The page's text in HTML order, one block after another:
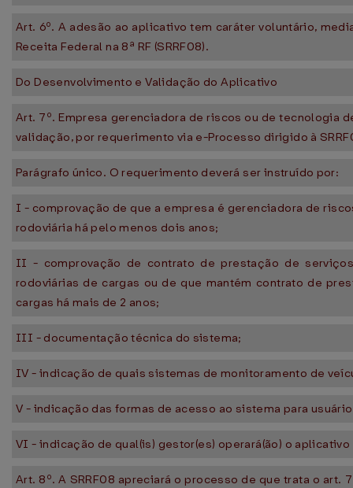
Art. 6º. A adesão ao aplicativo tem caráter voluntário,
Receita Federal na 8ª RF (SRRF08).
Do Desenvolvimento e Validação do Aplicativo
Art. 7º. Empresa gerenciadora de riscos ou de tecnologia
validação, por requerimento via e-Processo dirigido à
Parágrafo único. O requerimento deverá ser instruído por:
I - comprovação de que a empresa é gerenciadora de
rodoviária há pelo menos dois anos;
II - comprovação de contrato de prestação de
rodoviárias de cargas ou de que mantém contrato de
cargas há mais de 2 anos;
III - documentação técnica do sistema;
IV - indicação de quais sistemas de monitoramento de
V - indicação das formas de acesso ao sistema para
VI - indicação de qual(is) gestor(es) operará(ão) o
Art. 8º. A SRRF08 apreciará o processo de que trata o